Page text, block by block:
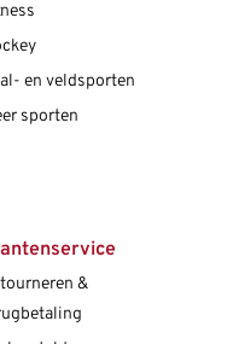
en veldsporten
sporten
&